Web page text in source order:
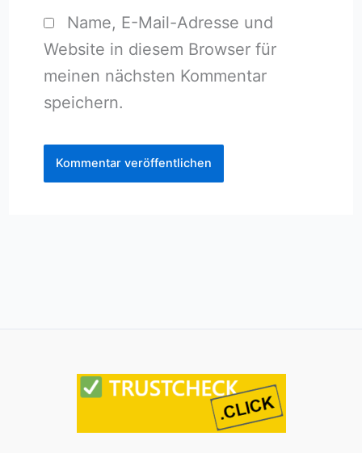
Name, E-Mail-Adresse und
Website in diesem Browser für
meinen nächsten Kommentar
speichern.